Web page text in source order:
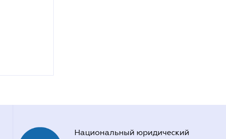
Национальный юридический